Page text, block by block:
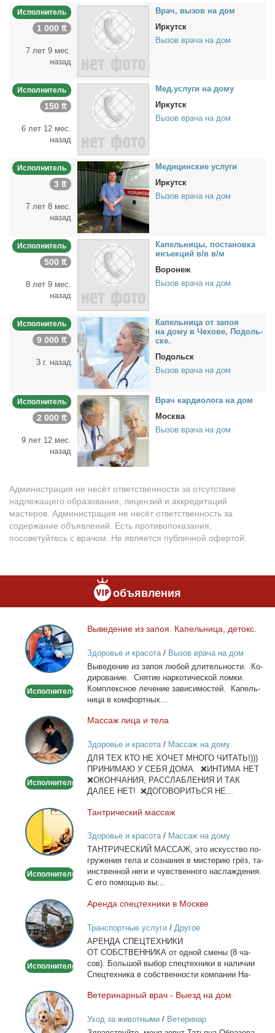
Исполнитель
1 000 ₶
7 лет 9 мес.
назад
Врач, вы­зов на дом
Иркутск
Вызов врача на дом
Исполнитель
150 ₶
6 лет 12 мес.
назад
Мед.услу­ги на до­му
Иркутск
Вызов врача на дом
Исполнитель
3 ₶
7 лет 8 мес.
назад
Ме­ди­цин­ские услу­ги
Иркутск
Вызов врача на дом
Исполнитель
500 ₶
8 лет 9 мес.
назад
Ка­пель­ни­цы, по­ста­нов­ка
инъ­ек­ций в/в в/м
Воронеж
Вызов врача на дом
Исполнитель
9 000 ₶
3 г. назад
Ка­пель­ни­ца от за­поя
на до­му в Че­хо­ве, По­доль­
ске.
Подольск
Вызов врача на дом
Исполнитель
2 000 ₶
9 лет 12 мес.
назад
Врач кар­дио­ло­га на дом
Москва
Вызов врача на дом
Администрация не несёт ответственности за отсутствие
надлежащего образования, лицензий и аккредитаций
мастеров. Администрация не несёт ответственность за
содержание объявлений. Есть противопоказания,
посоветуйтесь с врачом. Не является публичной офертой.
объявления
Выведение
из
запоя.
Капельница,
Исполнитель
Вы­ве­де­ние из за­поя. Ка­пель­ни­ца, де­токс.
Здоровье и красота/ Вызов врача на дом
Вы­ве­де­ние из за­поя лю­бой дли­тель­но­сти. Ко­
ди­ро­ва­ние. Сня­тие нар­ко­ти­че­ской лом­ки.
Ком­плекс­ное ле­че­ние за­ви­си­мо­стей. Ка­пель­
ни­ца в ком­форт­ных...
Массаж
лица
и
тела
Исполнитель
Мас­саж ли­ца и те­ла
Здоровье и красота/ Массаж на дому
ДЛЯ ТЕХ КТО НЕ ХОЧЕТ МНОГО ЧИТАТЬ!)))
ПРИНИМАЮ У СЕБЯ ДОМА. ❌ИНТИМА НЕТ
❌ОКОНЧАНИЯ, РАССЛАБЛЕНИЯ И ТАК
ДАЛЕЕ НЕТ! ❌ДОГОВОРИТЬСЯ НЕ...
Тантрический
массаж
Исполнитель
Тан­три­че­ский мас­саж
Здоровье и красота/ Массаж на дому
ТАНТРИЧЕСКИЙ МАССАЖ, это ис­кус­ство по­
гру­же­ния те­ла и со­зна­ния в ми­сте­рию грёз, та­
ин­ствен­ной неги и чув­ствен­но­го на­сла­жде­ния.
С его по­мо­щью вы...
Аренда
спецтехники
в
Москве
Исполнитель
Арен­да спец­тех­ни­ки в Москве
Транспортные услуги/ Другое
АРЕНДА СПЕЦТЕХНИКИ
ОТ СОБСТВЕННИКА от од­ной сме­ны (8 ча­
сов). Боль­шой вы­бор спец­тех­ни­ки в на­ли­чии
Спец­тех­ни­ка в соб­ствен­но­сти ком­па­нии На­
Ветеринарный
врач
-
Ве­те­ри­нар­ный врач - Вы­езд на дом
Уход за животными/ Ветеринар